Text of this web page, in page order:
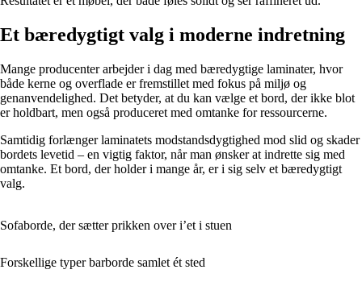
Et bæredygtigt valg i moderne indretning
Mange producenter arbejder i dag med bæredygtige laminater, hvor
både kerne og overflade er fremstillet med fokus på miljø og
genanvendelighed. Det betyder, at du kan vælge et bord, der ikke blot
er holdbart, men også produceret med omtanke for ressourcerne.
Samtidig forlænger laminatets modstandsdygtighed mod slid og skader
bordets levetid – en vigtig faktor, når man ønsker at indrette sig med
omtanke. Et bord, der holder i mange år, er i sig selv et bæredygtigt
valg.
Sofaborde, der sætter prikken over i’et i stuen
Forskellige typer barborde samlet ét sted